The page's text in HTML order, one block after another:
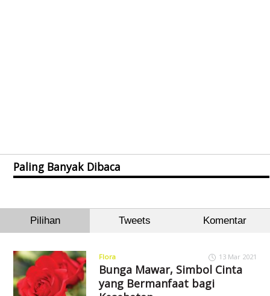
Paling Banyak Dibaca
Pilihan Tweets Komentar
Flora 13 Mar 2021
Bunga Mawar, Simbol Cinta
yang Bermanfaat bagi